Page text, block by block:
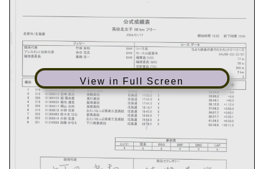
View in Full Screen